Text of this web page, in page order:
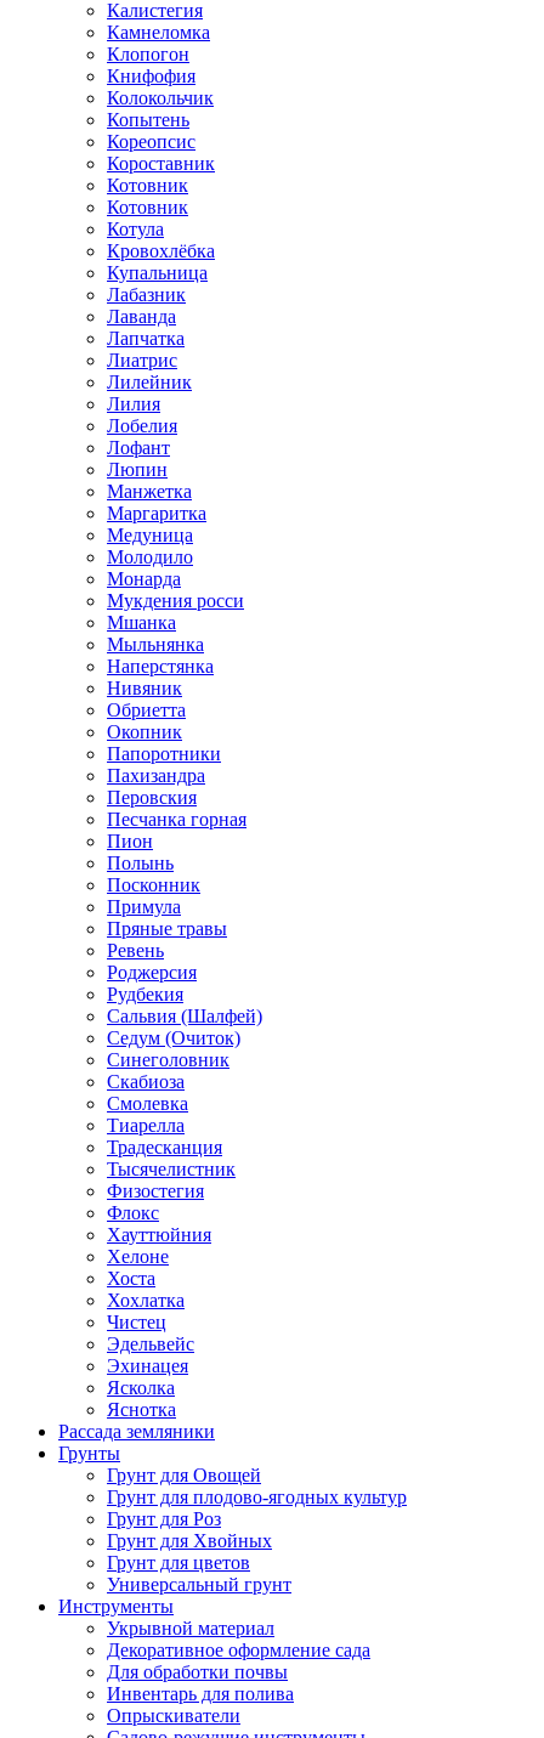
Калистегия
Камнеломка
Клопогон
Книфофия
Колокольчик
Копытень
Кореопсис
Короставник
Котовник
Котовник
Котула
Кровохлёбка
Купальница
Лабазник
Лаванда
Лапчатка
Лиатрис
Лилейник
Лилия
Лобелия
Лофант
Люпин
Манжетка
Маргаритка
Медуница
Молодило
Монарда
Мукдения росси
Мшанка
Мыльнянка
Наперстянка
Нивяник
Обриетта
Окопник
Папоротники
Пахизандра
Перовския
Песчанка горная
Пион
Полынь
Посконник
Примула
Пряные травы
Ревень
Роджерсия
Рудбекия
Сальвия (Шалфей)
Седум (Очиток)
Синеголовник
Скабиоза
Смолевка
Тиарелла
Традесканция
Тысячелистник
Физостегия
Флокс
Хауттюйния
Хелоне
Хоста
Хохлатка
Чистец
Эдельвейс
Эхинацея
Ясколка
Яснотка
Рассада земляники
Грунты
Грунт для Овощей
Грунт для плодово-ягодных культур
Грунт для Роз
Грунт для Хвойных
Грунт для цветов
Универсальный грунт
Инструменты
Укрывной материал
Декоративное оформление сада
Для обработки почвы
Инвентарь для полива
Опрыскиватели